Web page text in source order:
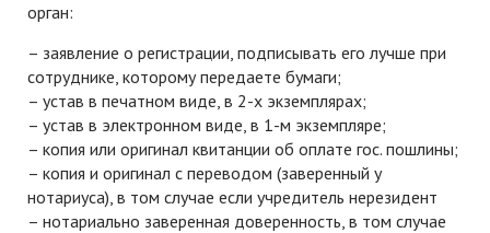
орган:
– заявление о регистрации, подписывать его лучше при
сотруднике, которому передаете бумаги;
– устав в печатном виде, в 2-х экземплярах;
– устав в электронном виде, в 1-м экземпляре;
– копия или оригинал квитанции об оплате гос. пошлины;
– копия и оригинал с переводом (заверенный у
нотариуса), в том случае если учредитель нерезидент
– нотариально заверенная доверенность, в том случае